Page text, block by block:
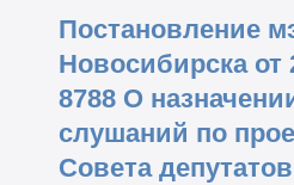
Постановление
Новосибирска от
8788 О
слушаний по
Совета